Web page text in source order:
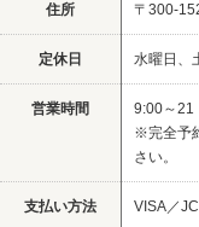
住所 〒300-
定休日 水曜日、
営業時間
9:00～21
※完全予
さい。
支払い方法 VISA／